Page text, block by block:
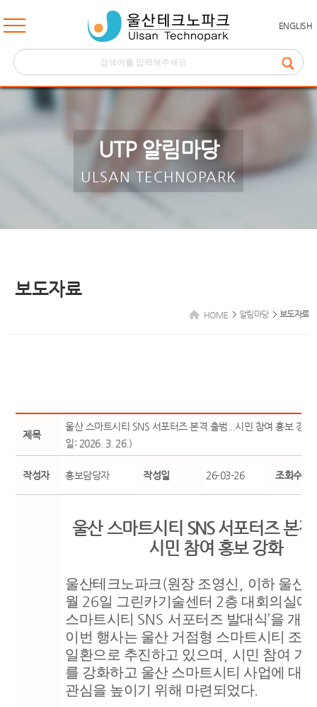
ENGLISH
UTP 알림마당
ULSAN TECHNOPARK
보도자료
HOME 알림마당 보도자료
제목
울산 스마트시티 SNS 서포터즈 본격 출범...시민 참여 홍보 강화
일: 2026. 3. 26.)
작성자 홍보담당자 작성일 26-03-26 조회수
울산 스마트시티 SNS서포터즈 본
시민 참여 홍보 강화
울산테크노파크 (원장 조영신 이하 울산
월 26일 그린카기술센터 2층 대회의실에
스마트시티 SNS 서포터즈 발대식’을 개
이번 행사는 울산 거점형 스마트시티 조
일환으로 추진하고 있으며
시민 참여 기
를 강화하고 울산 스마트시티 사업에 대
관심을 높이기 위해 마련되었다.